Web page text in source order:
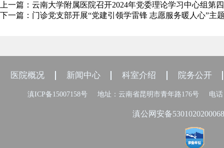
上一篇： 云南大学附属医院召开2024年党委理论学习中心组第
下一篇： 门诊党支部开展“党建引领学雷锋 志愿服务暖人心”主
医院概况 新闻中心 科室介绍 院务公开
滇ICP备15007158号 地址：云南省昆明市青年路176号 电话
滇公网安备